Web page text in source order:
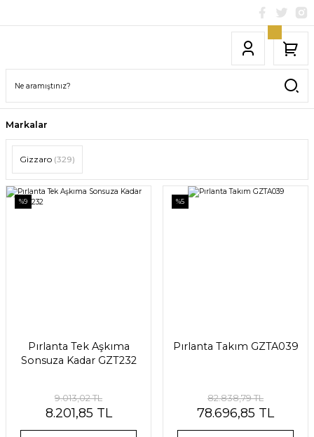
Markalar
Gizzaro (329)
%9
Pırlanta Tek Aşkıma
Sonsuza Kadar GZT232
9.013,02 TL
8.201,85 TL
%5
Pırlanta Takım GZTA039
82.838,79 TL
78.696,85 TL